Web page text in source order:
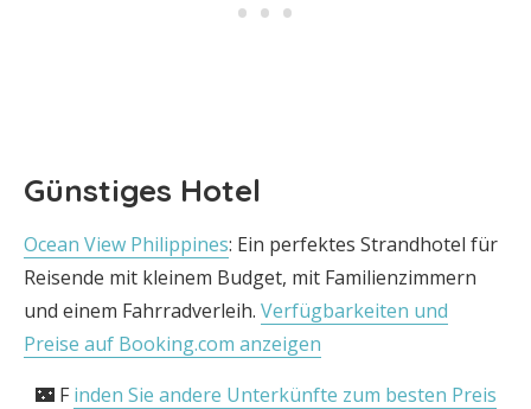
Günstiges Hotel
Ocean View Philippines: Ein perfektes Strandhotel für
Reisende mit kleinem Budget, mit Familienzimmern
und einem Fahrradverleih. Verfügbarkeiten und
Preise auf Booking.com anzeigen
🌃 F inden Sie andere Unterkünfte zum besten Preis